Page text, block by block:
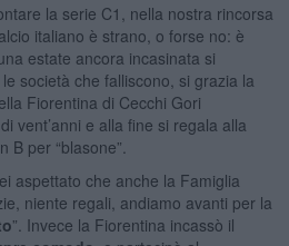
la serie C1, nella nostra rincorsa
italiano è strano, o forse no: è
una estate ancora incasinata si
società che falliscono, si grazia la
Fiorentina di Cecchi Gori
vent’anni e alla fine si regala alla
B per “blasone”.
aspettato che anche la Famiglia
niente regali, andiamo avanti per la
”. Invece la Fiorentina incassò il